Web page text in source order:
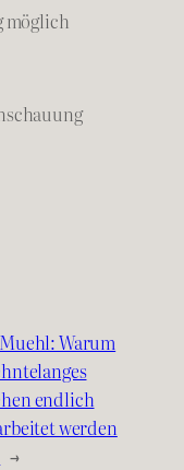
möglich
Warum
endlich
werden
→